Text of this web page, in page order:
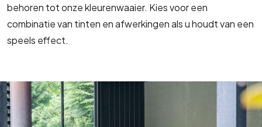
behoren tot onze kleurenwaaier. Kies voor een
combinatie van tinten en afwerkingen als u houdt van een
speels effect.